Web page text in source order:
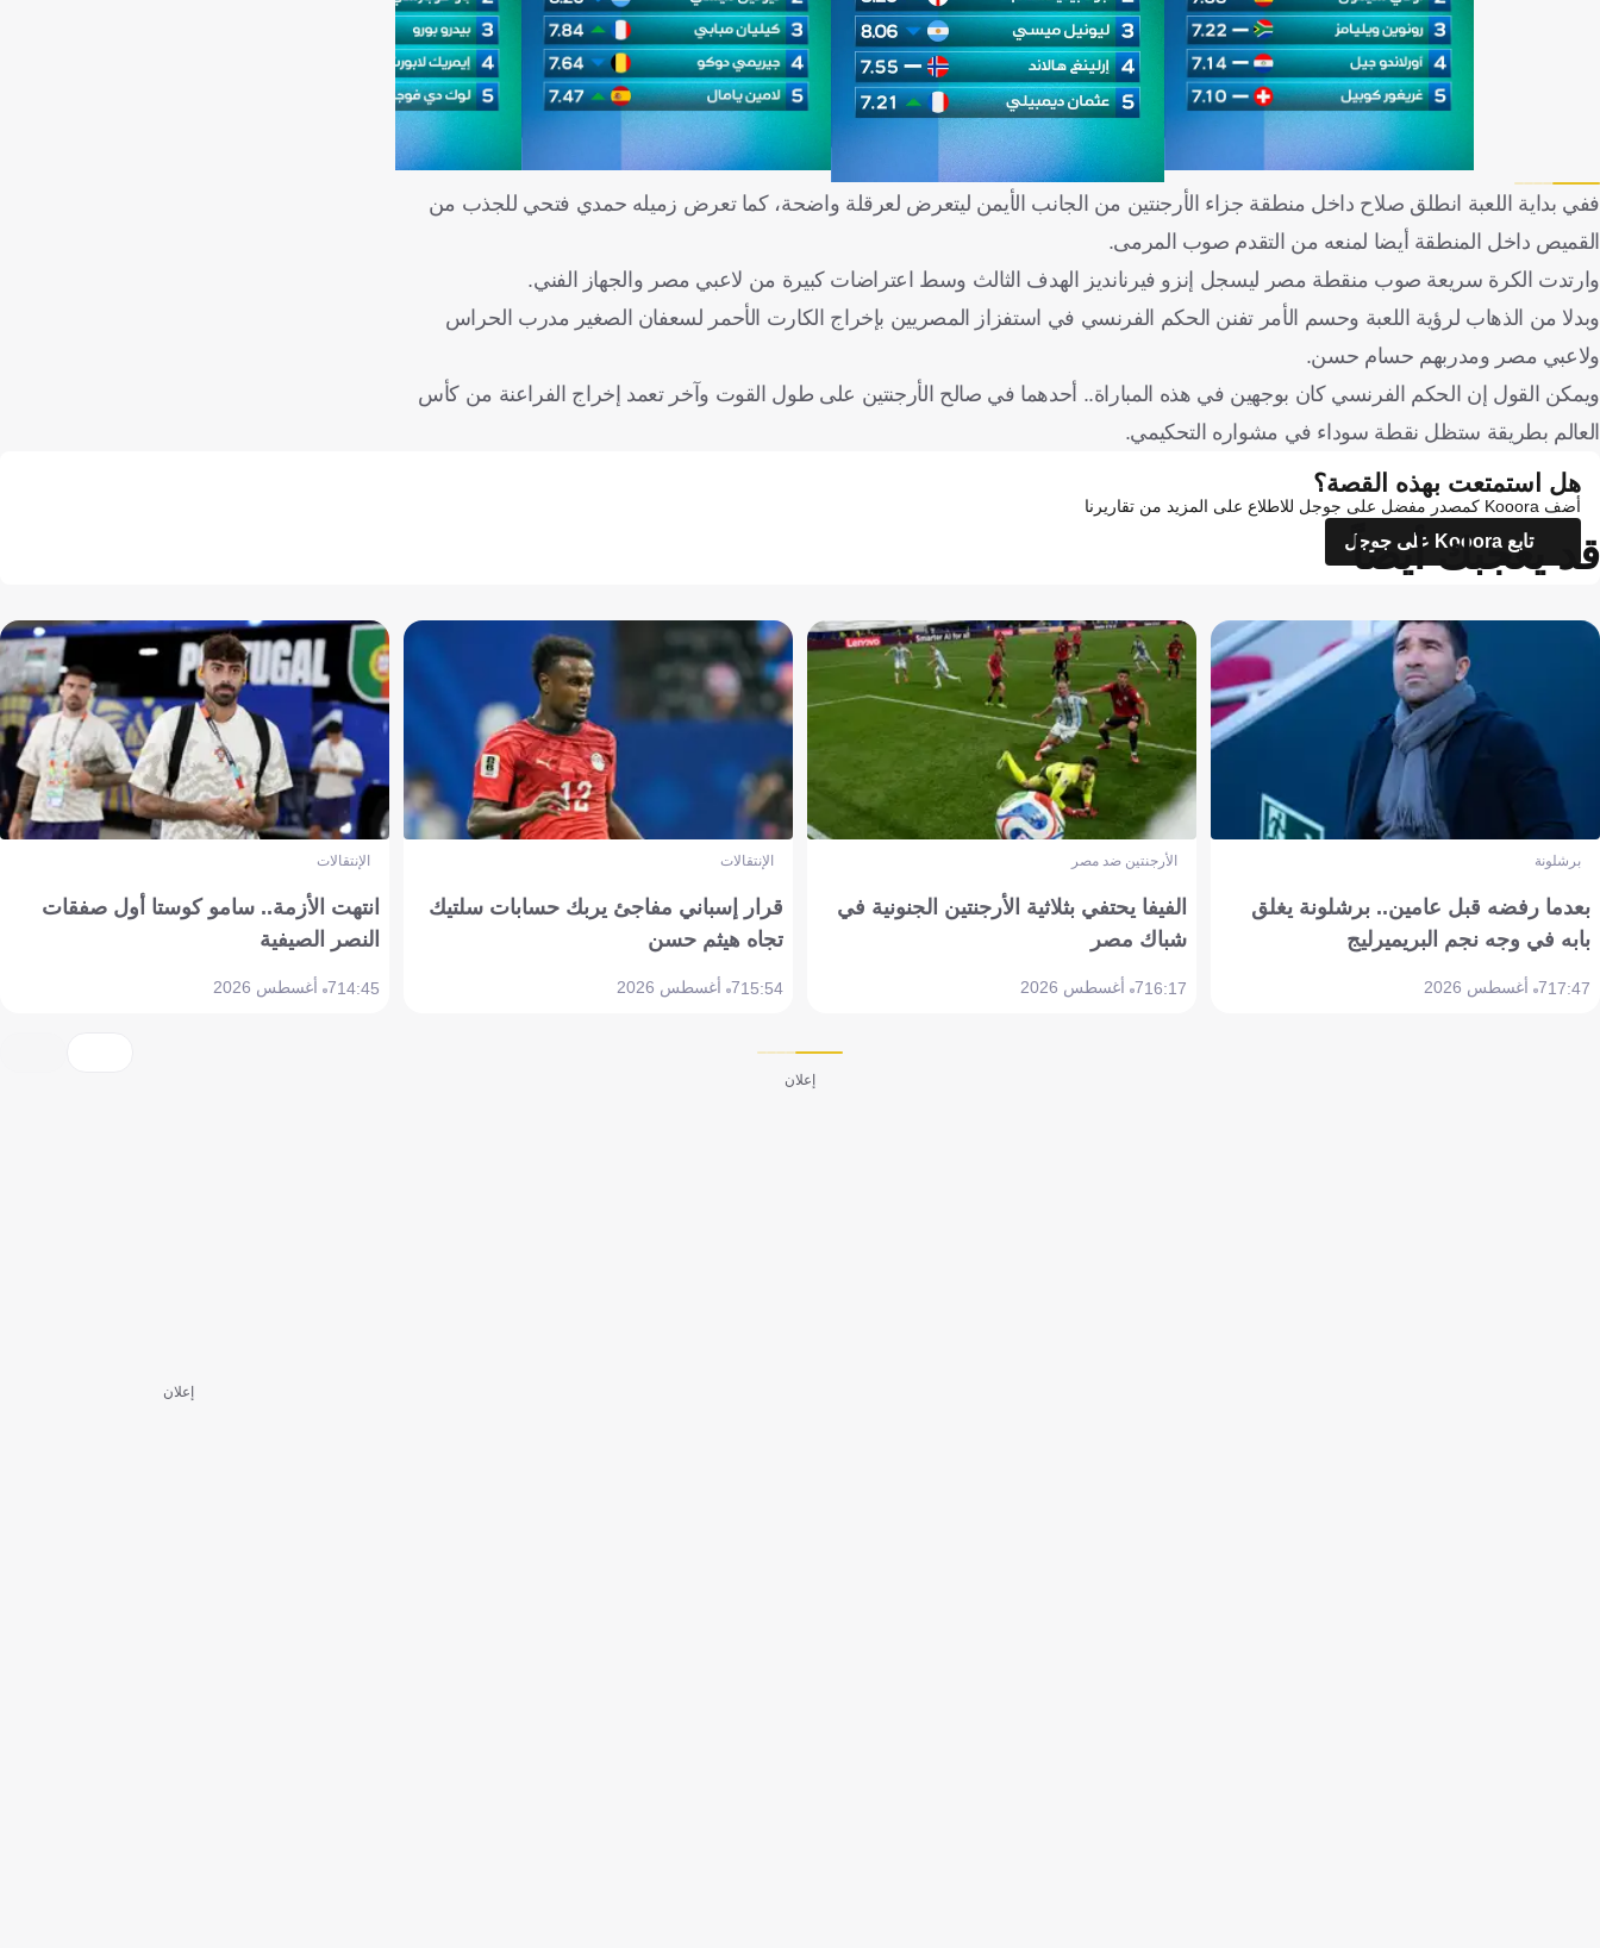
ففي بداية اللعبة انطلق صلاح داخل منطقة جزاء الأرجنتين من الجانب الأيمن ليتعرض لعرقلة واضحة، كما تعرض زميله حمدي فتحي للجذب من
القميص داخل المنطقة أيضا لمنعه من التقدم صوب المرمى.
وارتدت الكرة سريعة صوب منقطة مصر ليسجل إنزو فيرنانديز الهدف الثالث وسط اعتراضات كبيرة من لاعبي مصر والجهاز الفني.
وبدلا من الذهاب لرؤية اللعبة وحسم الأمر تفنن الحكم الفرنسي في استفزاز المصريين بإخراج الكارت الأحمر لسعفان الصغير مدرب الحراس
ولاعبي مصر ومدربهم حسام حسن.
ويمكن القول إن الحكم الفرنسي كان بوجهين في هذه المباراة.. أحدهما في صالح الأرجنتين على طول القوت وآخر تعمد إخراج الفراعنة من كأس
العالم بطريقة ستظل نقطة سوداء في مشواره التحكيمي.
هل استمتعت بهذه القصة؟
أضف Kooora كمصدر مفضل على جوجل للاطلاع على المزيد من تقاريرنا
تابع Kooora على جوجل
قد يعجبك أيضاً
برشلونة
بعدما رفضه قبل عامين.. برشلونة يغلق
بابه في وجه نجم البريميرليج
17:477 أغسطس 2026
الأرجنتين ضد مصر
الفيفا يحتفي بثلاثية الأرجنتين الجنونية في
شباك مصر
16:177 أغسطس 2026
الإنتقالات
قرار إسباني مفاجئ يربك حسابات سلتيك
تجاه هيثم حسن
15:547 أغسطس 2026
الإنتقالات
انتهت الأزمة.. سامو كوستا أول صفقات
النصر الصيفية
14:457 أغسطس 2026
إعلان
إعلان